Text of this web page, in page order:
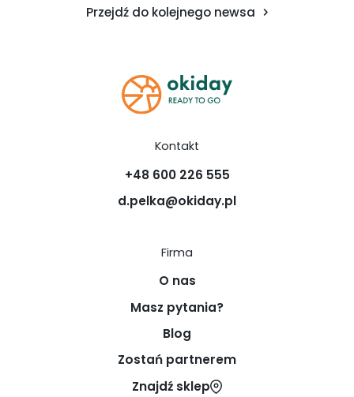
Przejdź do kolejnego newsa
Kontakt
+48 600 226 555
d.pelka@okiday.pl
Firma
O nas
Masz pytania?
Blog
Zostań partnerem
Znajdź sklep